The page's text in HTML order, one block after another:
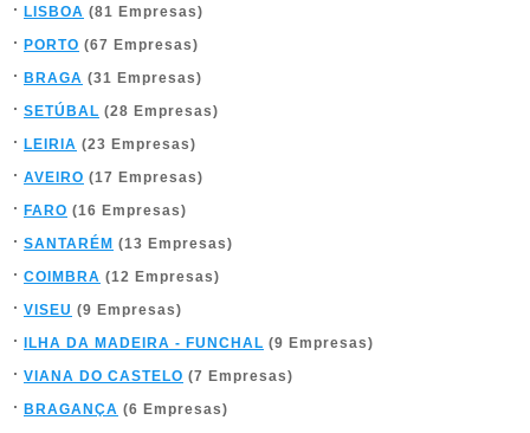
LISBOA (81 Empresas)
PORTO (67 Empresas)
BRAGA (31 Empresas)
SETÚBAL (28 Empresas)
LEIRIA (23 Empresas)
AVEIRO (17 Empresas)
FARO (16 Empresas)
SANTARÉM (13 Empresas)
COIMBRA (12 Empresas)
VISEU (9 Empresas)
ILHA DA MADEIRA - FUNCHAL (9 Empresas)
VIANA DO CASTELO (7 Empresas)
BRAGANÇA (6 Empresas)